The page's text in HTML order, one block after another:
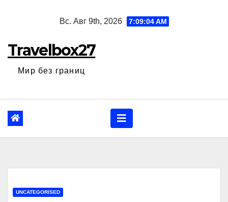
Вс. Авг 9th, 2026 7:09:05 AM
Travelbox27
Мир без границ
UNCATEGORISED